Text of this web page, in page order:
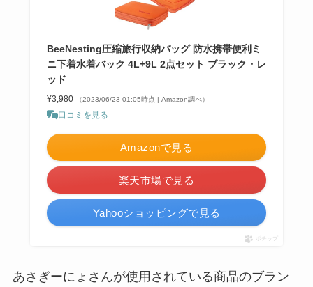
BeeNesting圧縮旅行収納バッグ 防水携帯便利ミ
ニ下着水着バック 4L+9L 2点セット ブラック・レ
ッド
¥3,980 （2023/06/23 01:05時点 | Amazon調べ）
口コミを見る
Amazonで見る
楽天市場で見る
Yahooショッピングで見る
ポチップ
あさぎーにょさんが使用されている商品のブラン